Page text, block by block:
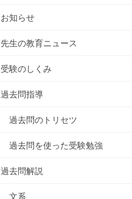
お知らせ
先生の教育ニュース
受験のしくみ
過去問指導
過去問のトリセツ
過去問を使った受験勉強
過去問解説
文系